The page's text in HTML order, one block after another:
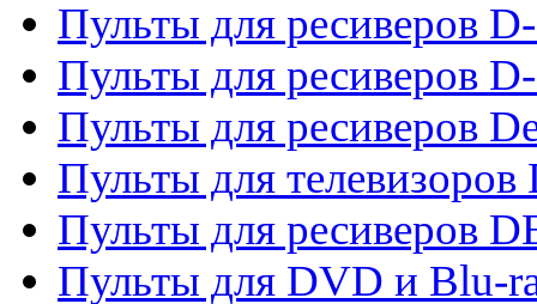
Пульты для ресиверов
Пульты для ресиверов
Пульты для ресиверов
Пульты для телевизоров
Пульты для ресиверов
Пульты для DVD и Blu-